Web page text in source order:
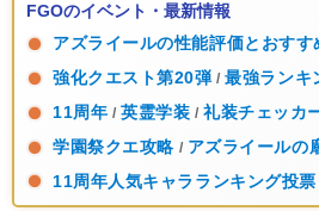
FGOのイベント・最新情報
アズライールの性能評価とおすす
強化クエスト第20弾 / 最強ランキ
11周年 / 英霊学装 / 礼装チェッカ
学園祭クエ攻略 / アズライールの
11周年人気キャラランキング投票